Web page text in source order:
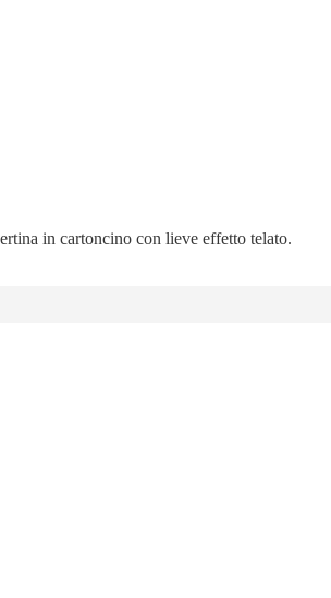
in cartoncino con lieve effetto telato.